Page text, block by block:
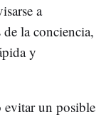
a
de la conciencia,
y
evitar un posible